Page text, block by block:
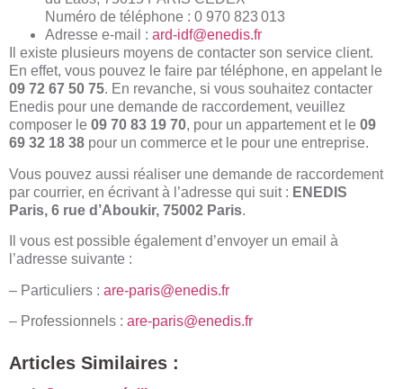
Numéro de téléphone : 0 970 823 013
Adresse e-mail : ard-idf@enedis.fr
Il existe plusieurs moyens de contacter son service client.
En effet, vous pouvez le faire par téléphone, en appelant le
09 72 67 50 75. En revanche, si vous souhaitez contacter
Enedis pour une demande de raccordement, veuillez
composer le 09 70 83 19 70, pour un appartement et le 09
69 32 18 38 pour un commerce et le pour une entreprise.
Vous pouvez aussi réaliser une demande de raccordement
par courrier, en écrivant à l’adresse qui suit : ENEDIS
Paris, 6 rue d’Aboukir, 75002 Paris.
Il vous est possible également d’envoyer un email à
l’adresse suivante :
– Particuliers : are-paris@enedis.fr
– Professionnels : are-paris@enedis.fr
Articles Similaires :